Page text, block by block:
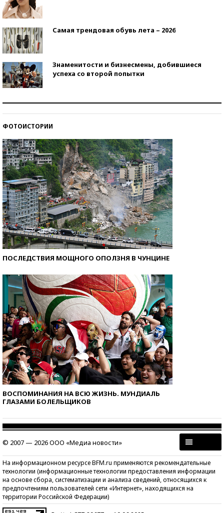
Самая трендовая обувь лета – 2026
Знаменитости и бизнесмены, добившиеся
успеха со второй попытки
ФОТОИСТОРИИ
ПОСЛЕДСТВИЯ МОЩНОГО ОПОЛЗНЯ В ЧУНЦИНЕ
ВОСПОМИНАНИЯ НА ВСЮ ЖИЗНЬ. МУНДИАЛЬ
ГЛАЗАМИ БОЛЕЛЬЩИКОВ
© 2007 — 2026 ООО «Медиа новости»
На информационном ресурсе BFM.ru применяются рекомендательные
технологии (информационные технологии предоставления информации
на основе сбора, систематизации и анализа сведений, относящихся к
предпочтениям пользователей сети «Интернет», находящихся на
территории Российской Федерации)